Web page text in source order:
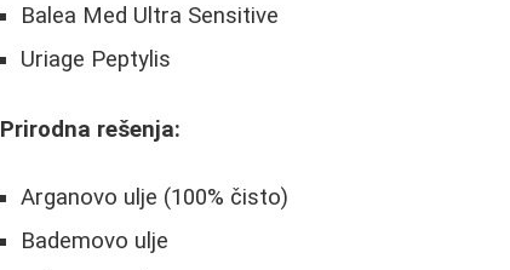
Balea Med Ultra Sensitive
Uriage Peptylis
Prirodna rešenja:
Arganovo ulje (100% čisto)
Bademovo ulje